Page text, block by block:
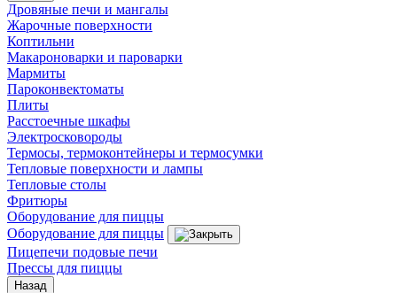
Дровяные печи и мангалы
Жарочные поверхности
Коптильни
Макароноварки и пароварки
Мармиты
Пароконвектоматы
Плиты
Расстоечные шкафы
Электросковороды
Термосы, термоконтейнеры и термосумки
Тепловые поверхности и лампы
Тепловые столы
Фритюры
Оборудование для пиццы
Оборудование для пиццы
Пицепечи подовые печи
Прессы для пиццы
Назад